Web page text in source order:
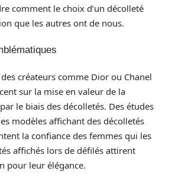
comment le choix d’un décolleté
que les autres ont de nous.
créateurs comme Dior ou Chanel
sur la mise en valeur de la
le biais des décolletés. Des études
modèles affichant des décolletés
la confiance des femmes qui les
affichés lors de défilés attirent
pour leur élégance.